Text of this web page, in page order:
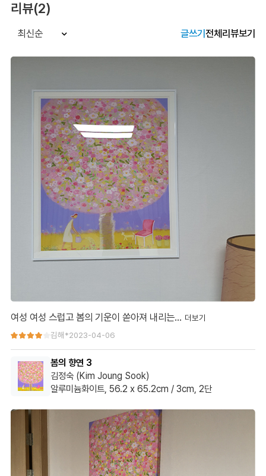
리뷰(2)
최신순 글쓰기전체리뷰보기
여성 여성 스럽고 봄의 기운이 쏟아져 내리는…
여성 여성 스럽고 봄의 기운이 쏟아져 내리는 듯한 기분입니다.
니다. 그림속 빨간 의자가 이쁩니다
김해*2023-04-06
봄의 향연 3
김정숙 (Kim Joung Sook)
알루미늄화이트, 56.2 x 65.2cm / 3cm, 2단